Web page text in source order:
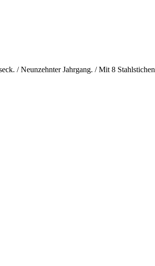
/ Neunzehnter Jahrgang. / Mit 8 Stahlstichen